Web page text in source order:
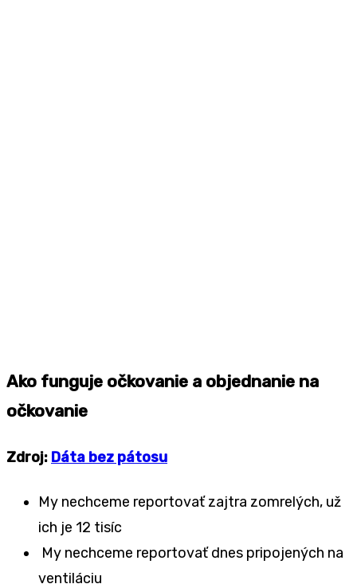
Ako funguje očkovanie a objednanie na
očkovanie
Zdroj: Dáta bez pátosu
My nechceme reportovať zajtra zomrelých, už
ich je 12 tisíc
My nechceme reportovať dnes pripojených na
ventiláciu